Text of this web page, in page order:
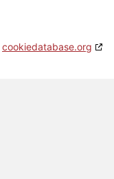
cookiedatabase.org